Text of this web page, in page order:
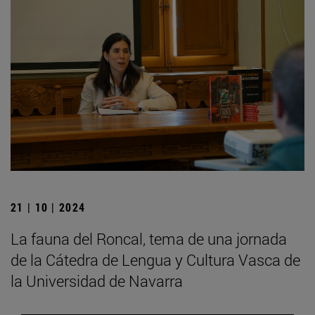
21 | 10 | 2024
La fauna del Roncal, tema de una jornada
de la Cátedra de Lengua y Cultura Vasca de
la Universidad de Navarra